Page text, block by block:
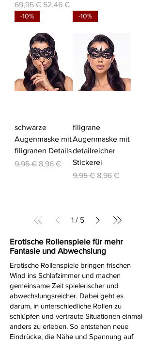
Standardpreis
69,95 € Sale-Preis
52,46 €
-10%
schwarze
Augenmaske mit
filigranen Details
Standardpreis
9,95 € Sale-Preis
8,96 €
-10%
filigrane
Augenmaske mit
detailreicher
Stickerei
Standardpreis
9,95 € Sale-Preis
8,96 €
1 / 5
Erotische Rollenspiele für mehr
Fantasie und Abwechslung
Erotische Rollenspiele bringen frischen
Wind ins Schlafzimmer und machen
gemeinsame Zeit spielerischer und
abwechslungsreicher. Dabei geht es
darum, in unterschiedliche Rollen zu
schlüpfen und vertraute Situationen einmal
anders zu erleben. So entstehen neue
Eindrücke, die Nähe und Spannung auf